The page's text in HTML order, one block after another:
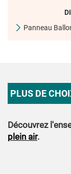
Panneau
PLUS DE
Découvrez
plein air.